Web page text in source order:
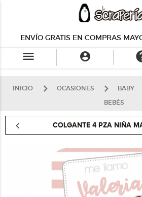
ENVÍO GRATIS EN COMPRAS
menu 
INICIO OCASIONES BABY
BEBÉS
COLGANTE 4 PZA NIÑA